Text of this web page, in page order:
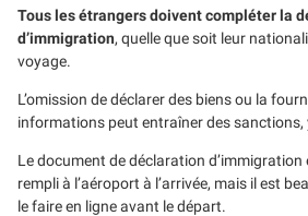
Tous les étrangers doivent compléter la
d’immigration, quelle que soit leur
voyage.
L’omission de déclarer des biens ou la
informations peut entraîner des sanctions,
Le document de déclaration d’immigration
rempli à l’aéroport à l’arrivée, mais il est
le faire en ligne avant le départ.